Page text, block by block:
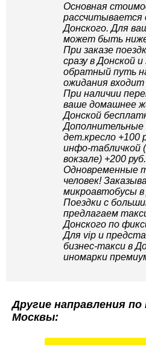
Основная
рассчитывается
Донского. Для
может быть
При заказе
сразу в Донской
обратный путь
ожидания
При наличии
ваше домашнее
Донской
Дополнительные
дет.кресло +100
инфо-табличкой
вокзале) +200 руб.
Одновременные
человек!
микроавтобусы в
Поездки с
предлагаем
Донского по
Для vip и
бизнес-такси в
иномарки
Другие направления по
Москвы: